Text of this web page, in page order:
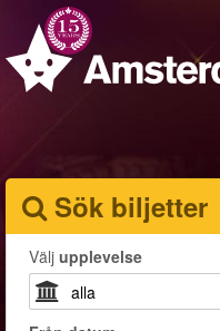
Sök biljetter
Välj upplevelse